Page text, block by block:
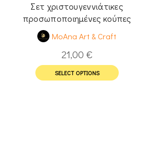
Σετ χριστουγεννιάτικες
προσωποποιημένες κούπες
Mr and Mrs νονοί
MoAna Art & Craft
21,00 €
SELECT OPTIONS